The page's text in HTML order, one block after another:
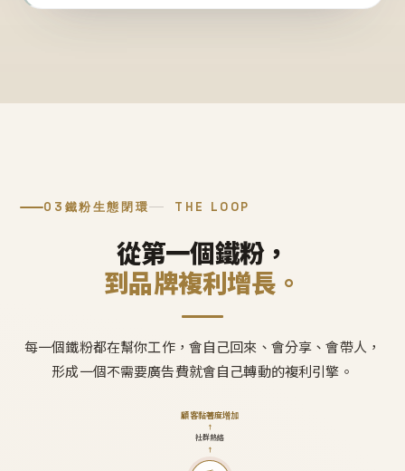
03 鐵粉生態閉環 THE LOOP
從第一個鐵粉，
到品牌複利增長。
每一個鐵粉都在幫你工作，會自己回來、會分享、會帶人，
形成一個不需要廣告費就會自己轉動的複利引擎。
↑
社群熱絡
↑
顧客黏著度增加